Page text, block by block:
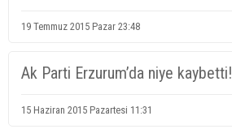
19 Temmuz 2015 Pazar 23:48
Ak Parti Erzurum’da niye kaybetti!
15 Haziran 2015 Pazartesi 11:31